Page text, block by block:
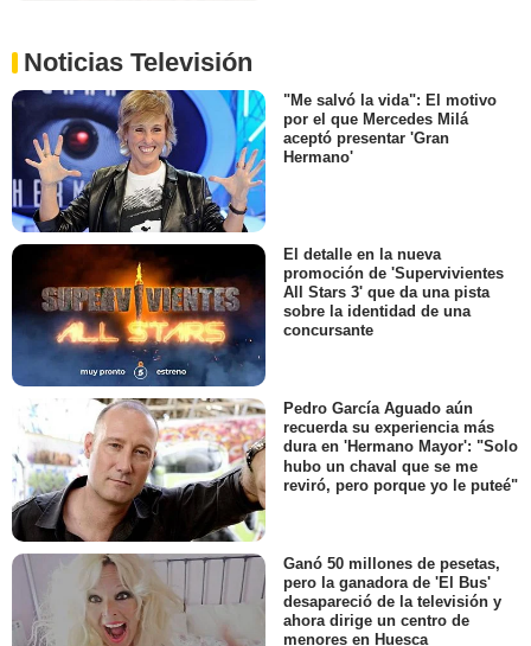
Noticias Televisión
"Me salvó la vida": El motivo
por el que Mercedes Milá
aceptó presentar 'Gran
Hermano'
El detalle en la nueva
promoción de 'Supervivientes
All Stars 3' que da una pista
sobre la identidad de una
concursante
Pedro García Aguado aún
recuerda su experiencia más
dura en 'Hermano Mayor': "Solo
hubo un chaval que se me
reviró, pero porque yo le puteé"
Ganó 50 millones de pesetas,
pero la ganadora de 'El Bus'
desapareció de la televisión y
ahora dirige un centro de
menores en Huesca